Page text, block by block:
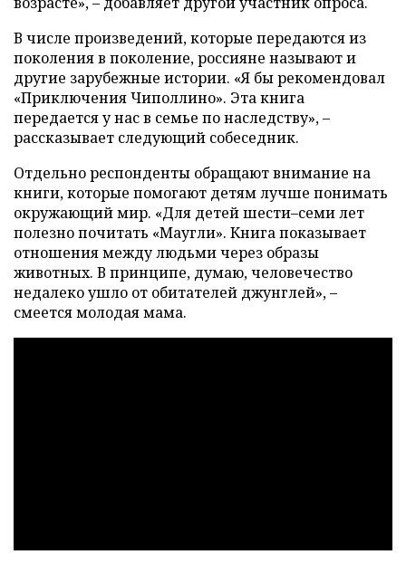
В числе произведений, которые передаются из
поколения в поколение, россияне называют и
другие зарубежные истории. «Я бы рекомендовал
«Приключения Чиполлино». Эта книга
передается у нас в семье по наследству», –
рассказывает следующий собеседник.
Отдельно респонденты обращают внимание на
книги, которые помогают детям лучше понимать
окружающий мир. «Для детей шести–семи лет
полезно почитать «Маугли». Книга показывает
отношения между людьми через образы
животных. В принципе, думаю, человечество
недалеко ушло от обитателей джунглей», –
смеется молодая мама.